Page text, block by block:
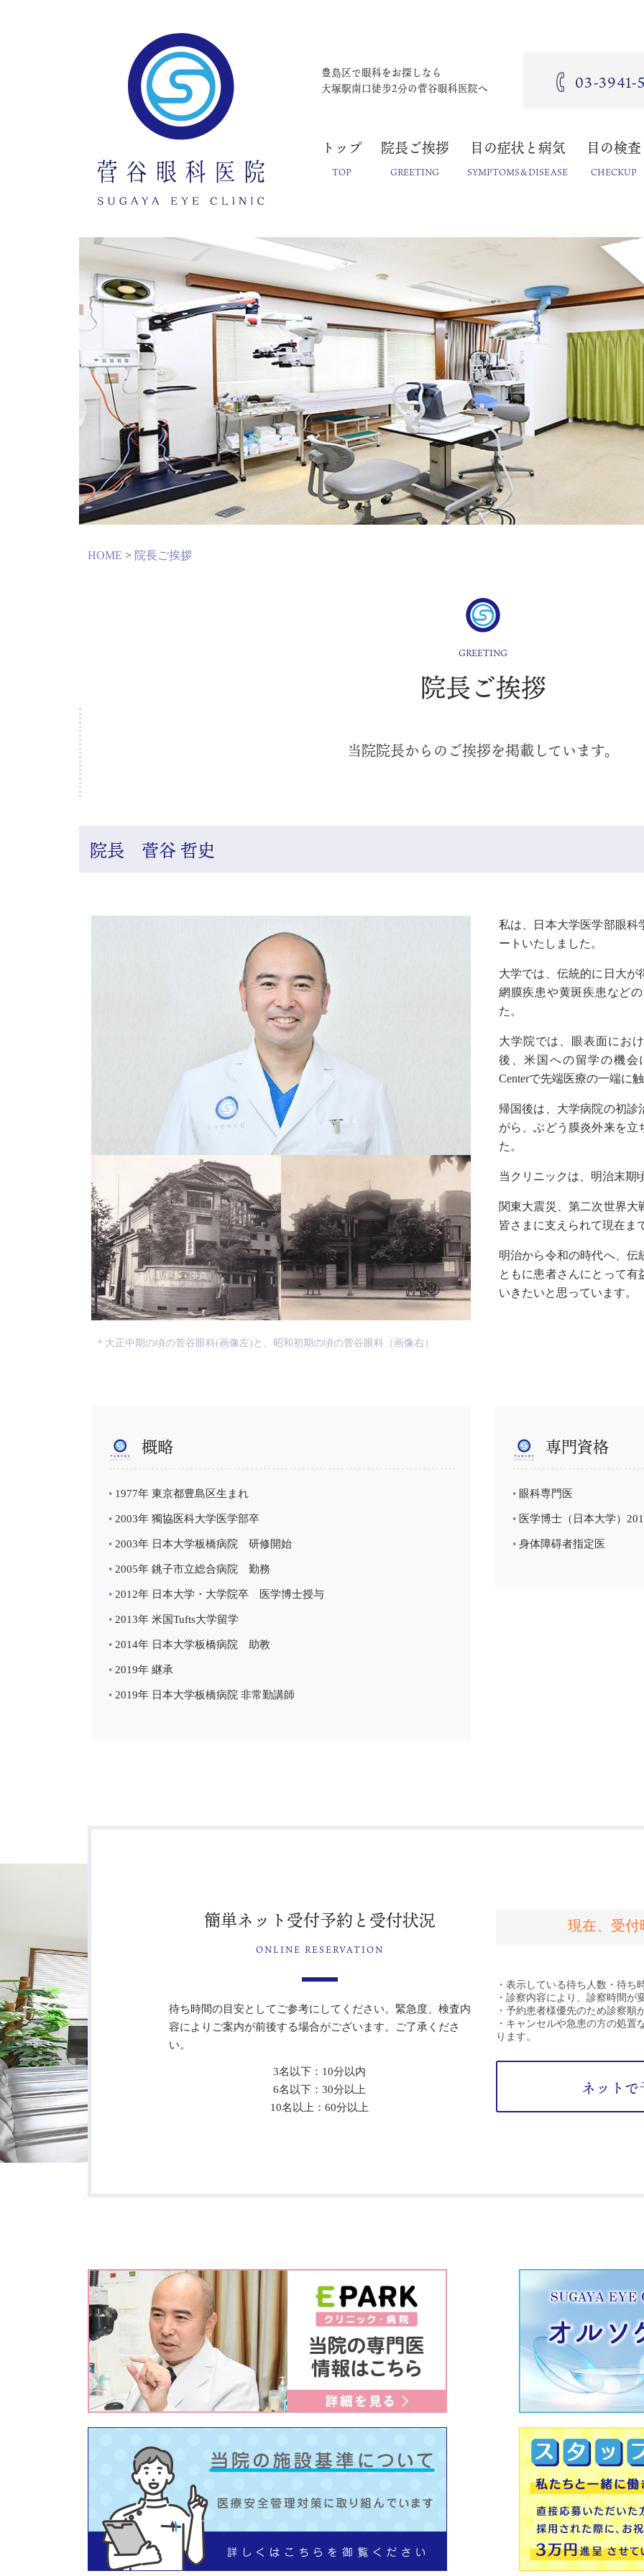
豊島区で眼科をお探しなら
大塚駅南口徒歩2分の菅谷眼科医院へ
03-3941-
トップ
TOP
院長ご挨拶
GREETING
目の症状と病気
SYMPTOMS＆DISEASE
目の検査
CHECKUP
HOME > 院長ご挨拶
GREETING
院長ご挨拶
当院院長からのご挨拶を掲載しています。
院長 菅谷 哲史
＊大正中期の頃の菅谷眼科(画像左)と、昭和初期の頃の菅谷眼科（画像右）
私は、日本大学医学部眼科
ートいたしました。
大学では、伝統的に日大
網膜疾患や黄斑疾患など
た。
大学院では、眼表面にお
後、米国への留学の機会
Centerで先端医療の一端に
帰国後は、大学病院の初
がら、ぶどう膜炎外来を
た。
当クリニックは、明治末期
関東大震災、第二次世界
皆さまに支えられて現在ま
明治から令和の時代へ、
ともに患者さんにとって
いきたいと思っています。
概略
1977年 東京都豊島区生まれ
2003年 獨協医科大学医学部卒
2003年 日本大学板橋病院 研修開始
2005年 銚子市立総合病院 勤務
2012年 日本大学・大学院卒 医学博士授与
2013年 米国Tufts大学留学
2014年 日本大学板橋病院 助教
2019年 継承
2019年 日本大学板橋病院 非常勤講師
専門資格
眼科専門医
医学博士（日本大学）
身体障碍者指定医
簡単ネット受付予約と 受付状況
ONLINE RESERVATION
待ち時間の目安としてご参考にしてください。緊急度、検査内
容によりご案内が前後する場合がございます。ご了承くださ
い。
3名以下：10分以内
6名以下：30分以上
10名以上：60分以上
ネット